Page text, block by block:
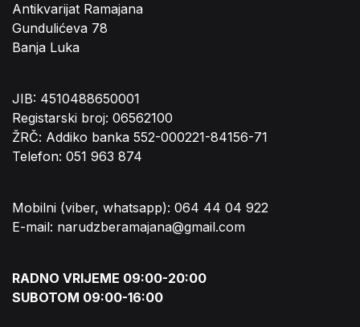
Antikvarijat Ramajana
Gundulićeva 78
Banja Luka
JIB: 4510488650001
Registarski broj: 06562100
ŽRČ: Addiko banka 552-000221-84156-71
Telefon: 051 963 874
Mobilni (viber, whatsapp): 064 44 04 922
E-mail: narudzberamajana@gmail.com
RADNO VRIJEME 09:00-20:00
SUBOTOM 09:00-16:00